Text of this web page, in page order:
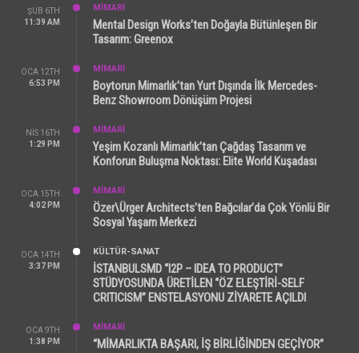
ŞUB 6TH
11:39 AM
MİMARİ
Mental Design Works’ten Doğayla Bütünleşen Bir
Tasarım: Greenox
OCA 12TH
6:53 PM
MİMARİ
Boytorun Mimarlık’tan Yurt Dışında İlk Mercedes-
Benz Showroom Dönüşüm Projesi
NIS 16TH
1:29 PM
MİMARİ
Yeşim Kozanlı Mimarlık’tan Çağdaş Tasarım ve
Konforun Buluşma Noktası: Elite World Kuşadası
OCA 15TH
4:02 PM
MİMARİ
Özer\Ürger Architects’ten Bağcılar’da Çok Yönlü Bir
Sosyal Yaşam Merkezi
OCA 14TH
3:37 PM
KÜLTÜR-SANAT
İSTANBULSMD “I2P – IDEA TO PRODUCT”
STÜDYOSUNDA ÜRETİLEN “ÖZ ELEŞTİRİ-SELF
CRITICISM” ENSTELASYONU ZİYARETE AÇILDI
OCA 9TH
1:38 PM
MİMARİ
“MİMARLIKTA BAŞARI, İŞ BİRLİĞİNDEN GEÇİYOR”